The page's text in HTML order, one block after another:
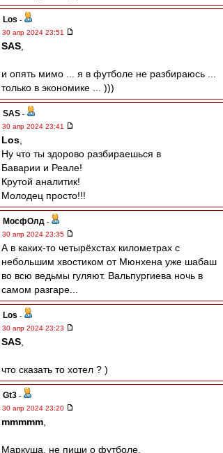
Los -
30 апр 2024 23:51
SAS
и опять мимо ... я в футболе не разбираюсь ...
только в экономике ... )))
SAS -
30 апр 2024 23:41
Los
Ну что ты здорово разбираешься в
Баварии и Реале!
Крутой аналитик!
Молодец просто!!!
МосфОлд -
30 апр 2024 23:35
А в каких-то четырёхстах километрах с
небольшим хвостиком от Мюнхена уже шабаш
во всю ведьмы гуляют. Вальпургиева ночь в
самом разгаре...
Los -
30 апр 2024 23:23
SAS
что сказать то хотел ? )
Gt3 -
30 апр 2024 23:20
mmmmm
Маркуша, не пиши о футболе.